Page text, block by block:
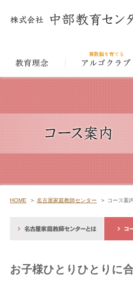
教
HOME > 名古屋家庭教師センター > コース案
お子様ひとりひとりに